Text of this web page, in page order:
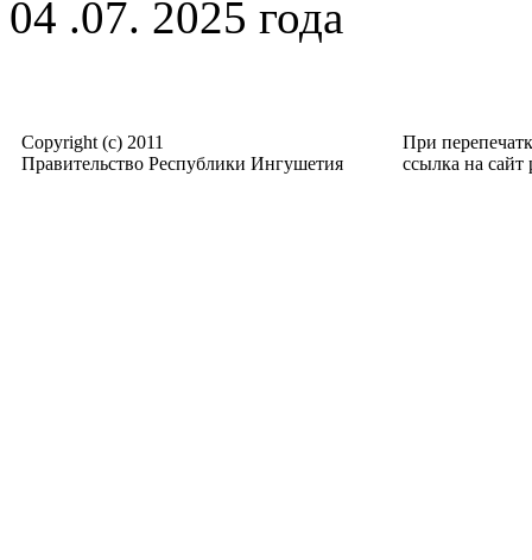
04 .07. 2025 года
Copyright (c) 2011
Правительство Республики Ингушетия
При
ссылка на сайт